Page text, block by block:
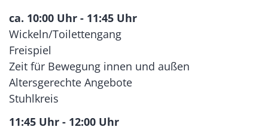
ca. 10:00 Uhr - 11:45 Uhr
Wickeln/Toilettengang
Freispiel
Zeit für Bewegung innen und außen
Altersgerechte Angebote
Stuhlkreis
11:45 Uhr - 12:00 Uhr